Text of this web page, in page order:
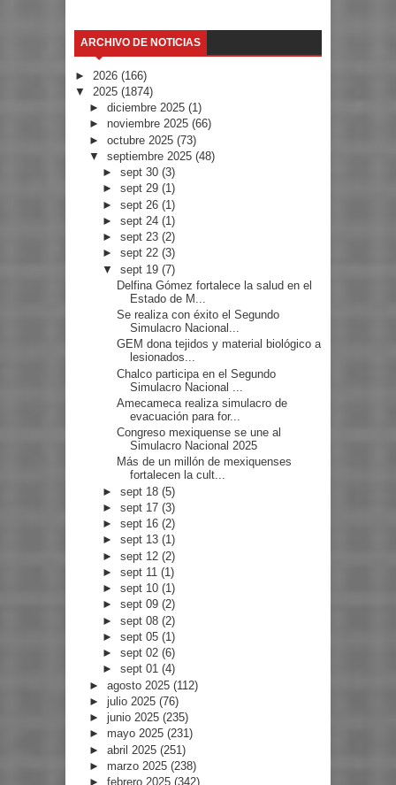
ARCHIVO DE NOTICIAS
► 2026 (166)
▼ 2025 (1874)
► diciembre 2025 (1)
► noviembre 2025 (66)
► octubre 2025 (73)
▼ septiembre 2025 (48)
►sept 30(3)
►sept 29(1)
►sept 26(1)
►sept 24(1)
►sept 23(2)
►sept 22(3)
▼sept 19(7)
Delfina Gómez fortalece la salud en el
Estado de M...
Se realiza con éxito el Segundo
Simulacro Nacional...
GEM dona tejidos y material biológico a
lesionados...
Chalco participa en el Segundo
Simulacro Nacional ...
Amecameca realiza simulacro de
evacuación para for...
Congreso mexiquense se une al
Simulacro Nacional 2025
Más de un millón de mexiquenses
fortalecen la cult...
►sept 18(5)
►sept 17(3)
►sept 16(2)
►sept 13(1)
►sept 12(2)
►sept 11(1)
►sept 10(1)
►sept 09(2)
►sept 08(2)
►sept 05(1)
►sept 02(6)
►sept 01(4)
► agosto 2025 (112)
► julio 2025 (76)
► junio 2025 (235)
► mayo 2025 (231)
► abril 2025 (251)
► marzo 2025 (238)
► febrero 2025 (342)